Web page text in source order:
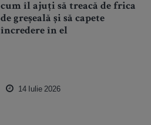
cum îl ajuți să treacă de frica
de greșeală și să capete
încredere în el
14 Iulie 2026